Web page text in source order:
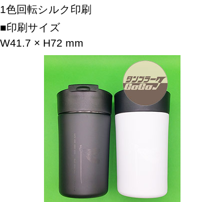
1色回転シルク印刷
印刷サイズ
W41.7 × H72 mm